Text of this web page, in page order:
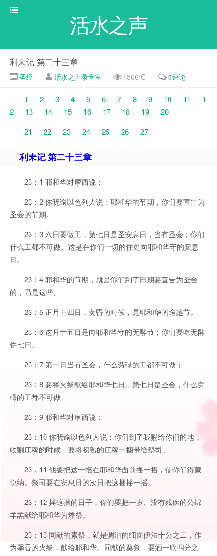
活水之声
利未记 第二十三章
圣经 活水之声录音室 1566℃ 0评论
1 2 3 4 5 6 7 8 9 10 11
1
2
13 14 15 16 17 18 19
20
21
22 23 24 25 26 27
利未记 第二十三章
23：1 耶和华对摩西说：
23：2 你晓谕以色列人说：耶和华的节期，你们要宣告为
圣会的节期。
23：3 六日要做工，第七日是圣安息日，当有圣会；你们
什么工都不可做。这是在你们一切的住处向耶和华守的安息
日。
23：4 耶和华的节期，就是你们到了日期要宣告为圣会
的，乃是这些。
23：5 正月十四日，黄昏的时候，是耶和华的逾越节。
23：6 这月十五日是向耶和华守的无酵节；你们要吃无酵
饼七日。
23：7 第一日当有圣会，什么劳碌的工都不可做；
23：8 要将火祭献给耶和华七日。第七日是圣会，什么劳
碌的工都不可做。
23：9 耶和华对摩西说：
23：10 你晓谕以色列人说：你们到了我赐给你们的地，
收割庄稼的时候，要将初熟的庄稼一捆带给祭司。
23：11 他要把这一捆在耶和华面前摇一摇，使你们得蒙
悦纳。祭司要在安息日的次日把这捆摇一摇。
23：12 摇这捆的日子，你们要把一岁、没有残疾的公绵
羊羔献给耶和华为燔祭。
23：13 同献的素祭，就是调油的细面伊法十分之二，作
为馨香的火祭，献给耶和华。同献的奠祭，要酒一欣四分之